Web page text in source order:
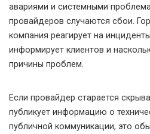
авариями и системными
провайдеров случаются сбои.
компания реагирует на
информирует клиентов и
причины проблем.
Если провайдер старается
публикует информацию о
публичной коммуникации, это